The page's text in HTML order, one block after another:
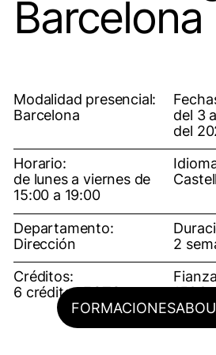
FORMACIONES
Barcelona
Modalidad presencial:
Barcelona
del 3
del
Horario:
de lunes a viernes de
15:00 a 19:00
Departamento:
Dirección
2
Créditos:
6 créditos ECTS
150€